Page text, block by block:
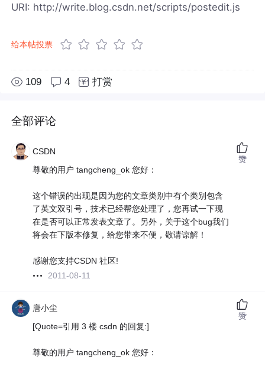
URI: http://write.blog.csdn.net/scripts/postedit.js
给本帖投票
109 4 打赏
全部评论
CSDN
尊敬的用户 tangcheng_ok 您好：
这个错误的出现是因为您的文章类别中有个类别包含
了英文双引号，技术已经帮您处理了，您再试一下现
在是否可以正常发表文章了。另外，关于这个bug我们
将会在下版本修复，给您带来不便，敬请谅解！
感谢您支持CSDN 社区!
2011-08-11
赞
唐小尘
[Quote=引用 3 楼 csdn 的回复:]
尊敬的用户 tangcheng_ok 您好：
赞